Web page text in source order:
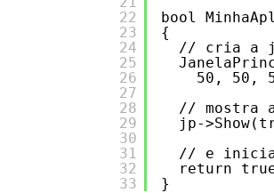
22
23
24
25
26
27
28
29
30
31
32
33
bool
{
// cria a
50, 50,
// mostra
jp-
// e inicia
return
}